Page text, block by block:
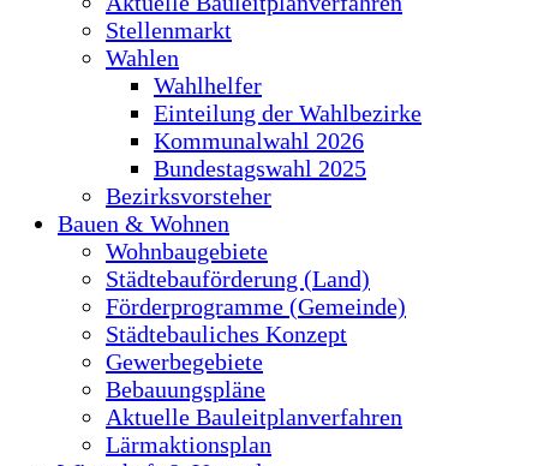
Stellenmarkt
Wahlen
Wahlhelfer
Einteilung der Wahlbezirke
Kommunalwahl 2026
Bundestagswahl 2025
Bezirksvorsteher
Bauen & Wohnen
Wohnbaugebiete
Städtebauförderung (Land)
Förderprogramme (Gemeinde)
Städtebauliches Konzept
Gewerbegebiete
Bebauungspläne
Aktuelle Bauleitplanverfahren
Lärmaktionsplan